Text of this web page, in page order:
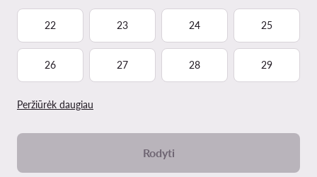
22 23 24 25
26 27 28 29
Peržiūrėk daugiau
Rodyti